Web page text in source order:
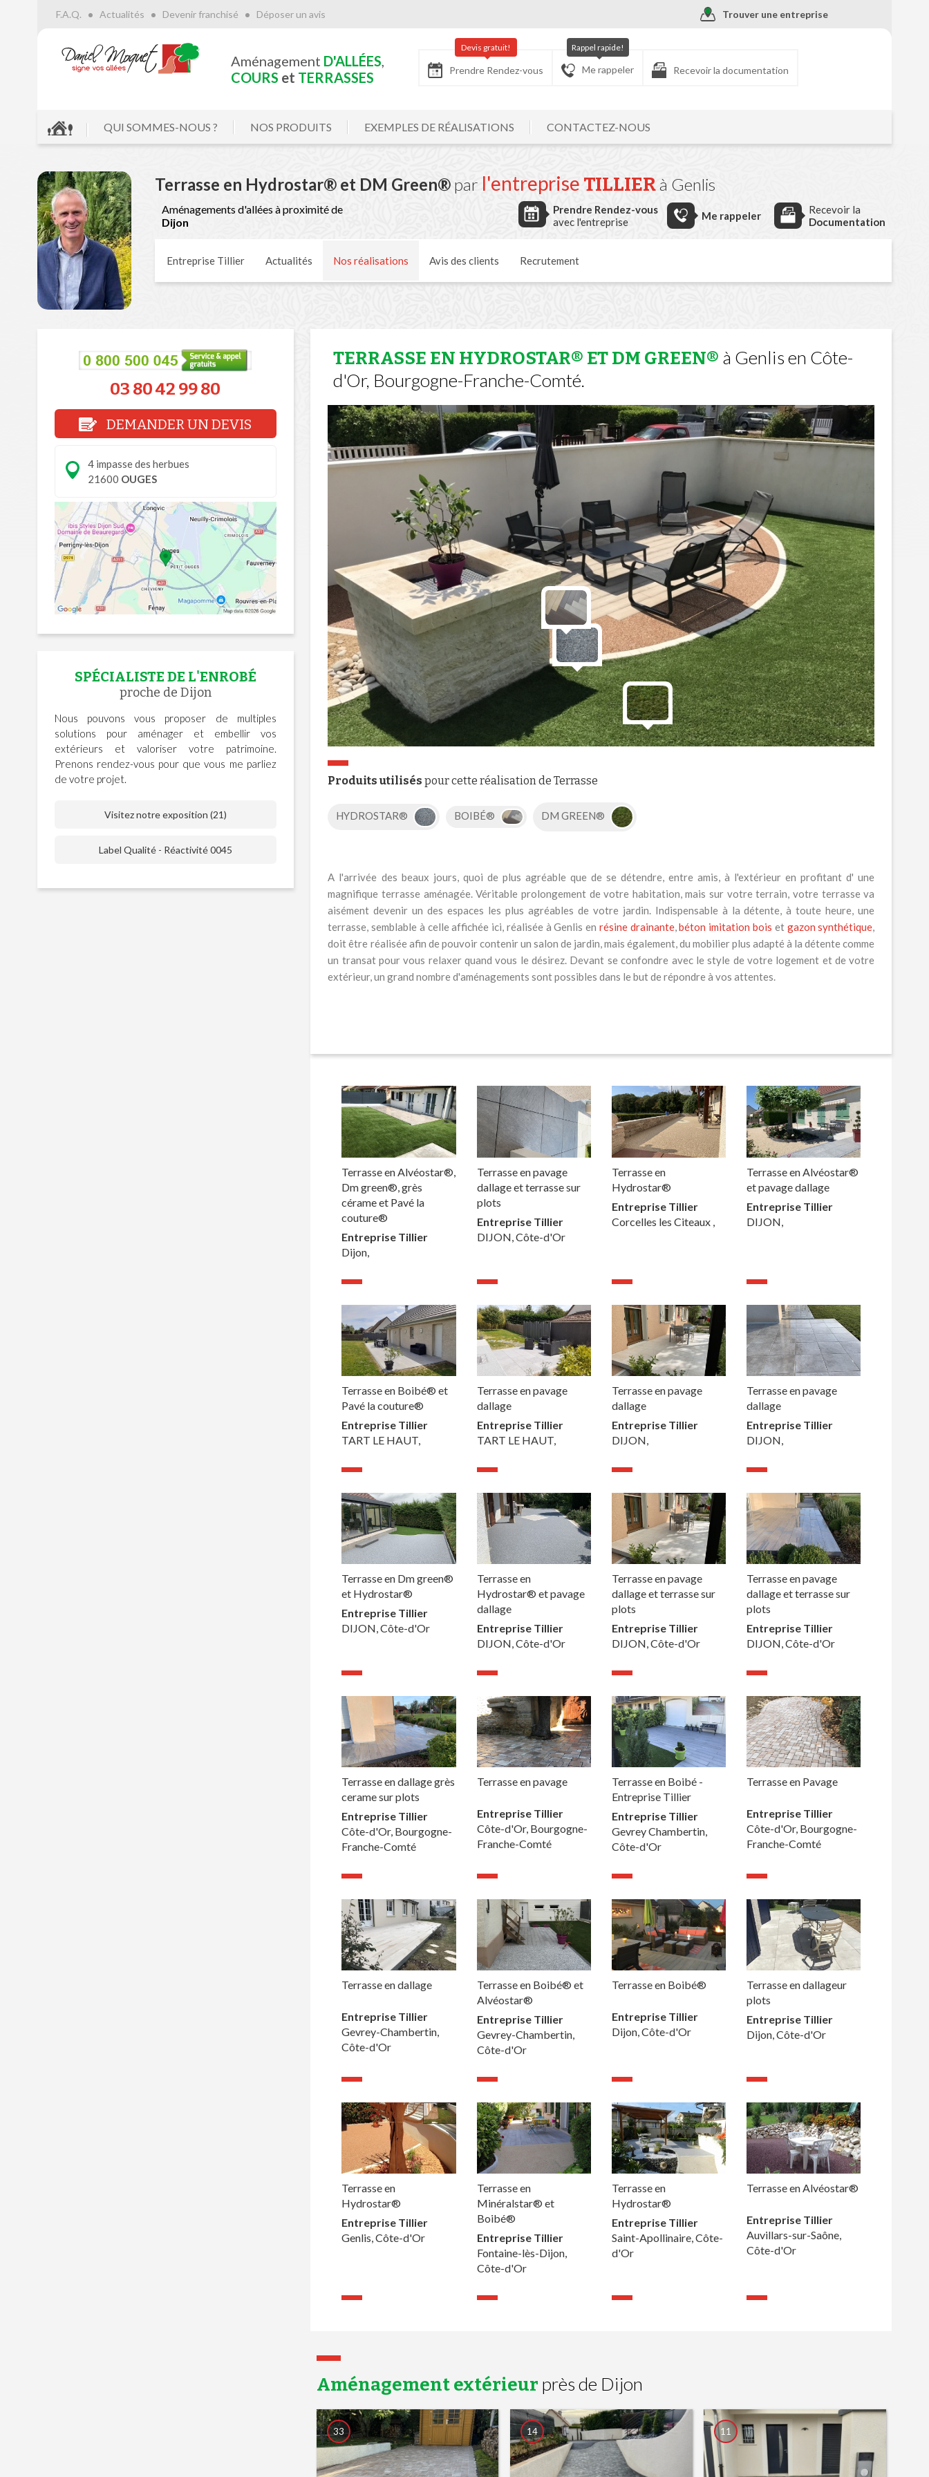
Trouver une entreprise
F.A.Q. Actualités Devenir franchisé Déposer un avis
Aménagement D'ALLÉES,
COURS et TERRASSES Prendre Rendez-vous
Devis gratuit!
Me rappeler
Rappel rapide!
Recevoir la documentation
QUI SOMMES-NOUS ? NOS PRODUITS EXEMPLES DE RÉALISATIONS CONTACTEZ-NOUS
Terrasse en Hydrostar® et DM Green®par l'entreprise TILLIERà Genlis
Aménagements d'allées à proximité de
Dijon
Prendre Rendez-vous
avec l'entreprise
Me rappeler
Recevoir la
Documentation
Entreprise Tillier Actualités Nos réalisations Avis des clients Recrutement
03 80 42 99 80
DEMANDER UN DEVIS
4 impasse des herbues
21600 OUGES
SPÉCIALISTE DE L'ENROBÉ
proche de Dijon
Nous pouvons vous proposer de multiples
solutions pour aménager et embellir vos
extérieurs et valoriser votre patrimoine.
Prenons rendez-vous pour que vous me parliez
de votre projet.
Visitez notre exposition (21)
Label Qualité - Réactivité 0045
TERRASSE EN HYDROSTAR® ET DM GREEN® à Genlis en Côte-
d'Or, Bourgogne-Franche-Comté.
Produits utilisés pour cette réalisation de Terrasse
HYDROSTAR® BOIBÉ® DM GREEN®
A l'arrivée des beaux jours, quoi de plus agréable que de se détendre, entre amis, à l'extérieur en profitant d' une
magnifique terrasse aménagée. Véritable prolongement de votre habitation, mais sur votre terrain, votre terrasse va
aisément devenir un des espaces les plus agréables de votre jardin. Indispensable à la détente, à toute heure, une
terrasse, semblable à celle affichée ici, réalisée à Genlis en résine drainante,béton imitation bois et gazon synthétique,
doit être réalisée afin de pouvoir contenir un salon de jardin, mais également, du mobilier plus adapté à la détente comme
un transat pour vous relaxer quand vous le désirez. Devant se confondre avec le style de votre logement et de votre
extérieur, un grand nombre d'aménagements sont possibles dans le but de répondre à vos attentes.
Terrasse en Alvéostar®,
Dm green®, grès
cérame et Pavé la
couture®
Entreprise Tillier
Dijon,
Terrasse en pavage
dallage et terrasse sur
plots
Entreprise Tillier
DIJON, Côte-d'Or
Terrasse en
Hydrostar®
Entreprise Tillier
Corcelles les Citeaux ,
Terrasse en Alvéostar®
et pavage dallage
Entreprise Tillier
DIJON,
Terrasse en Boibé® et
Pavé la couture®
Entreprise Tillier
TART LE HAUT,
Terrasse en pavage
dallage
Entreprise Tillier
TART LE HAUT,
Terrasse en pavage
dallage
Entreprise Tillier
DIJON,
Terrasse en pavage
dallage
Entreprise Tillier
DIJON,
Terrasse en Dm green®
et Hydrostar®
Entreprise Tillier
DIJON, Côte-d'Or
Terrasse en
Hydrostar® et pavage
dallage
Entreprise Tillier
DIJON, Côte-d'Or
Terrasse en pavage
dallage et terrasse sur
plots
Entreprise Tillier
DIJON, Côte-d'Or
Terrasse en pavage
dallage et terrasse sur
plots
Entreprise Tillier
DIJON, Côte-d'Or
Terrasse en dallage grès
cerame sur plots
Entreprise Tillier
Côte-d'Or, Bourgogne-
Franche-Comté
Terrasse en pavage
Entreprise Tillier
Côte-d'Or, Bourgogne-
Franche-Comté
Terrasse en Boibé -
Entreprise Tillier
Entreprise Tillier
Gevrey Chambertin,
Côte-d'Or
Terrasse en Pavage
Entreprise Tillier
Côte-d'Or, Bourgogne-
Franche-Comté
Terrasse en dallage
Entreprise Tillier
Gevrey-Chambertin,
Côte-d'Or
Terrasse en Boibé® et
Alvéostar®
Entreprise Tillier
Gevrey-Chambertin,
Côte-d'Or
Terrasse en Boibé®
Entreprise Tillier
Dijon, Côte-d'Or
Terrasse en dallageur
plots
Entreprise Tillier
Dijon, Côte-d'Or
Terrasse en
Hydrostar®
Entreprise Tillier
Genlis, Côte-d'Or
Terrasse en
Minéralstar® et
Boibé®
Entreprise Tillier
Fontaine-lès-Dijon,
Côte-d'Or
Terrasse en
Hydrostar®
Entreprise Tillier
Saint-Apollinaire, Côte-
d'Or
Terrasse en Alvéostar®
Entreprise Tillier
Auvillars-sur-Saône,
Côte-d'Or
Aménagement extérieur près de Dijon
33 14 11